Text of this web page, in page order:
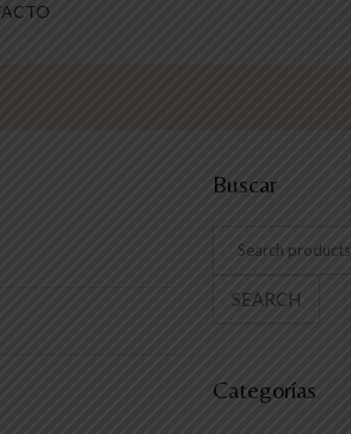
Buscar
SEARCH
Categorías